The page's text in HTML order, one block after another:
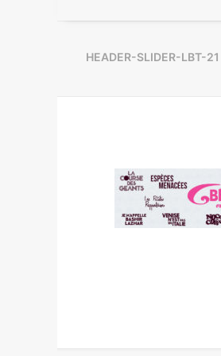
HEADER-SLIDER-LBT-21